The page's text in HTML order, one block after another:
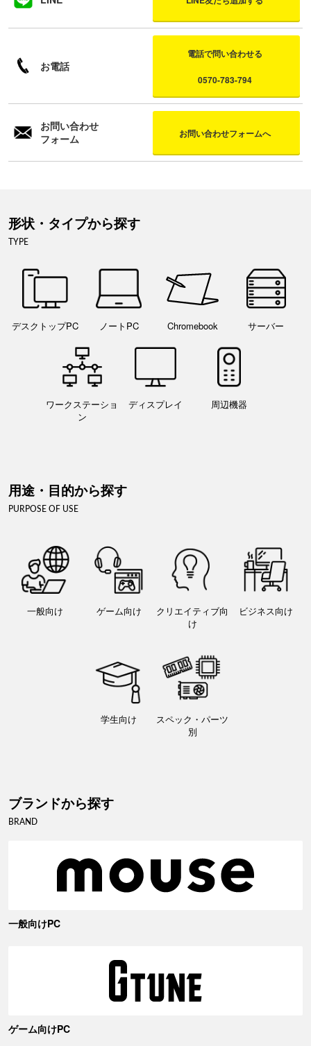
お電話
電話で問い合わせる
0570-783-794
お問い合わせ
フォーム
お問い合わせフォームへ
形状・タイプから探す
TYPE
デスクトップPC ノートPC Chromebook サーバー
ワークステーショ
ン
ディスプレイ 周辺機器
用途・目的から探す
PURPOSE OF USE
一般向け ゲーム向け
クリエイティブ向
け
ビジネス向け
学生向け
スペック・パーツ
別
ブランドから探す
BRAND
一般向けPC
ゲーム向けPC